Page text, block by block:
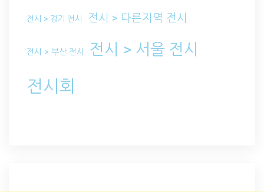
전시 > 경기 전시 전시 > 다른지역 전시
전시 > 부산 전시 전시 > 서울 전시
전시회